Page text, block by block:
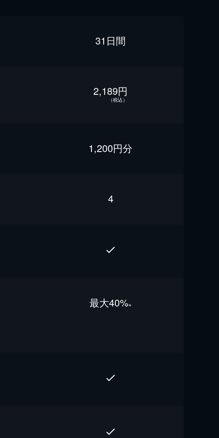
31日間
2,189円
（税込）
1,200円分
4
最⼤40%※